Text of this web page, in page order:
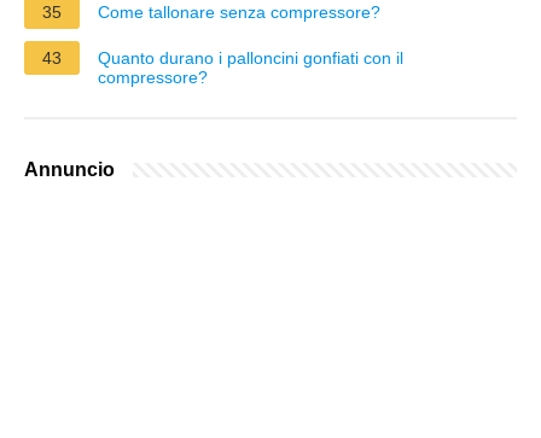
35 Come tallonare senza compressore?
43
Quanto durano i palloncini gonfiati con il
compressore?
Annuncio